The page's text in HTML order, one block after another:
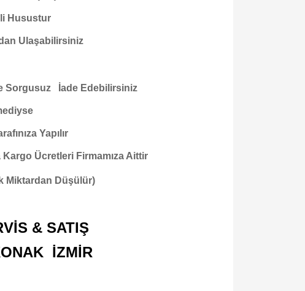
Husustur
Ulaşabilirsiniz
Sorgusuz İade Edebilirsiniz
Yapılır
Kargo Ücretleri Firmamıza Aittir
Miktardan Düşülür)
& SATIŞ
İZMİR